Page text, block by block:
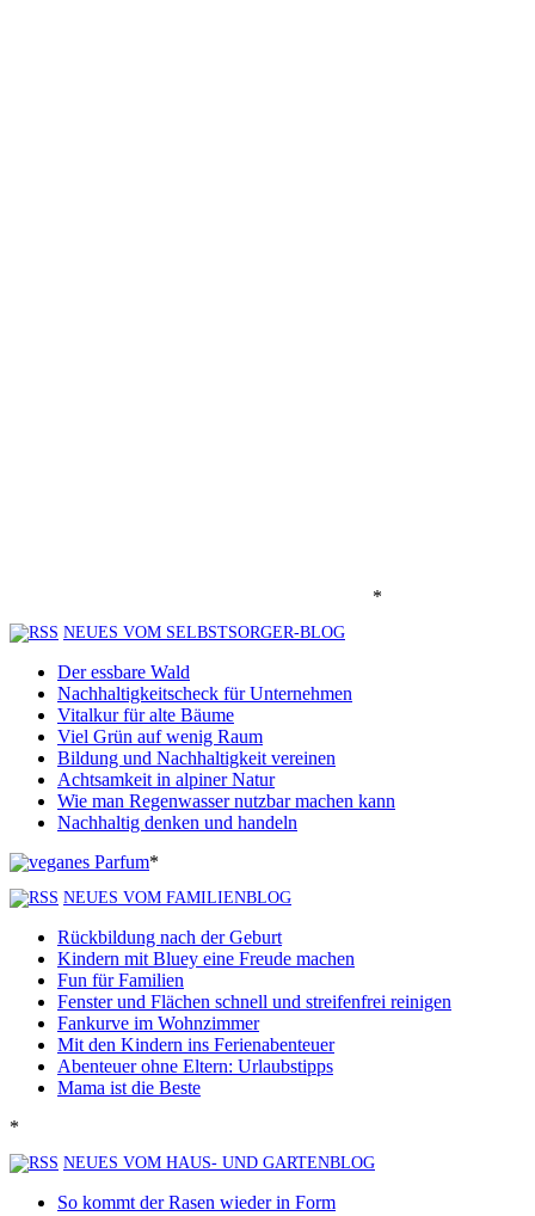
*
NEUES VOM SELBSTSORGER-BLOG
Der essbare Wald
Nachhaltigkeitscheck für Unternehmen
Vitalkur für alte Bäume
Viel Grün auf wenig Raum
Bildung und Nachhaltigkeit vereinen
Achtsamkeit in alpiner Natur
Wie man Regenwasser nutzbar machen kann
Nachhaltig denken und handeln
*
NEUES VOM FAMILIENBLOG
Rückbildung nach der Geburt
Kindern mit Bluey eine Freude machen
Fun für Familien
Fenster und Flächen schnell und streifenfrei reinigen
Fankurve im Wohnzimmer
Mit den Kindern ins Ferienabenteuer
Abenteuer ohne Eltern: Urlaubstipps
Mama ist die Beste
*
NEUES VOM HAUS- UND GARTENBLOG
So kommt der Rasen wieder in Form